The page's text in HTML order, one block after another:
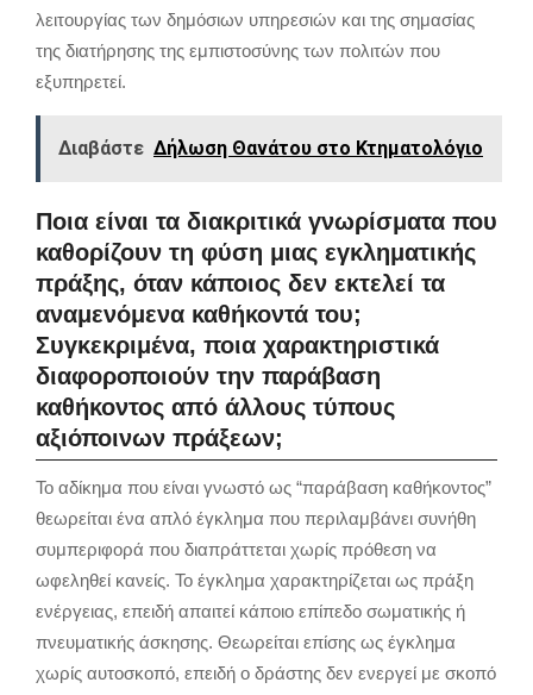
λειτουργίας των δημόσιων υπηρεσιών και της σημασίας
της διατήρησης της εμπιστοσύνης των πολιτών που
εξυπηρετεί.
Διαβάστε Δήλωση Θανάτου στο Κτηματολόγιο
Ποια είναι τα διακριτικά γνωρίσματα που
καθορίζουν τη φύση μιας εγκληματικής
πράξης, όταν κάποιος δεν εκτελεί τα
αναμενόμενα καθήκοντά του;
Συγκεκριμένα, ποια χαρακτηριστικά
διαφοροποιούν την παράβαση
καθήκοντος από άλλους τύπους
αξιόποινων πράξεων;
Το αδίκημα που είναι γνωστό ως “παράβαση καθήκοντος”
θεωρείται ένα απλό έγκλημα που περιλαμβάνει συνήθη
συμπεριφορά που διαπράττεται χωρίς πρόθεση να
ωφεληθεί κανείς. Το έγκλημα χαρακτηρίζεται ως πράξη
ενέργειας, επειδή απαιτεί κάποιο επίπεδο σωματικής ή
πνευματικής άσκησης. Θεωρείται επίσης ως έγκλημα
χωρίς αυτοσκοπό, επειδή ο δράστης δεν ενεργεί με σκοπό